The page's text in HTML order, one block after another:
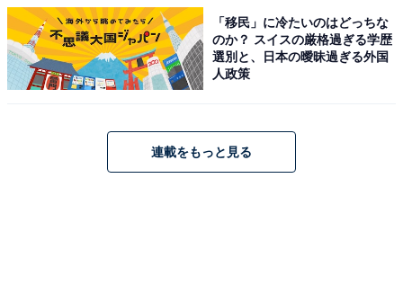
「移民」に冷たいのはどっちな
のか？ スイスの厳格過ぎる学歴
選別と、日本の曖昧過ぎる外国
人政策
連載をもっと見る